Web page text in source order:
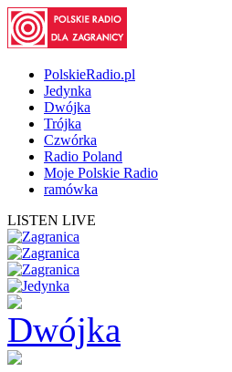
PolskieRadio.pl
Jedynka
Dwójka
Trójka
Czwórka
Radio Poland
Moje Polskie Radio
ramówka
LISTEN LIVE